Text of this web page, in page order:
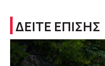
ΔΕΙΤΕ ΕΠΙΣΗΣ